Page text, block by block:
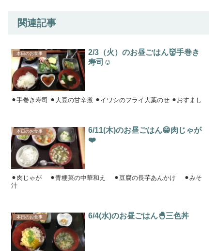
関連記事
本日のお食事
2/3（火）のお昼ごはん👹手巻き
寿司☺️
⚫︎手巻き寿司 ⚫︎大豆の甘辛煮 ⚫︎イワシのフライ大葉のせ ⚫︎おすまし
本日のお食事
6/11(木)のお昼ごはん😁肉じゃが
❤️
⚫︎肉じゃが ⚫︎青梗菜の中華和え ⚫︎豆腐の長芋あんかけ ⚫︎みそ
汁
本日のお食事 6/4(水)のお昼ごはん🐣三色丼